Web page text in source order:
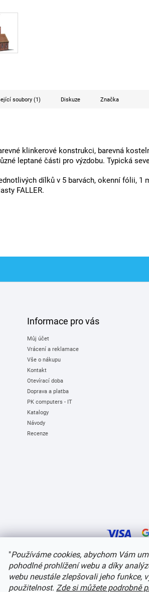
"Používáme cookies, abychom Vám
pohodlné prohlížení webu a díky
webu neustále zlepšovali jeho funkce,
použitelnost. Zde si můžete podrobně
soubory (1) Diskuze Značka
klinkerové konstrukci, barevná
leptané části pro výzdobu. Typická
dílků v 5 barvách, okenní fólii, 1
FALLER.
Informace pro vás
Můj účet
Vrácení a reklamace
Vše o nákupu
Kontakt
Otevírací doba
Doprava a platba
PK computers - IT
Katalogy
Návody
Recenze
Upravit nastavení cookies